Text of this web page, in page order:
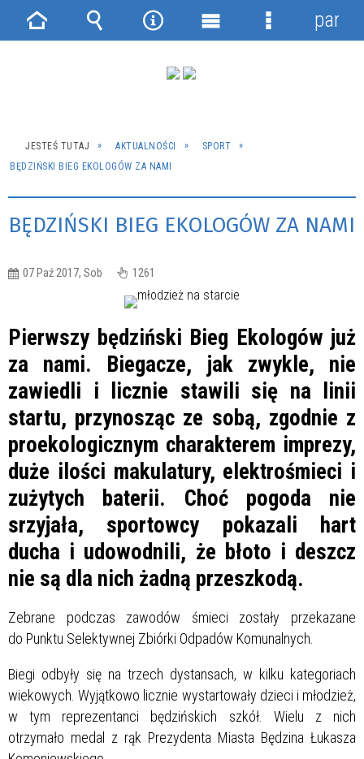
JESTEŚ TUTAJ AKTUALNOŚCI
SPORT
BĘDZIŃSKI BIEG EKOLOGÓW ZA NAMI
BĘDZIŃSKI BIEG EKOLOGÓW ZA NAMI
07 Paź 2017, Sob 1261
Pierwszy będziński Bieg Ekologów już
za nami. Biegacze, jak zwykle, nie
zawiedli i licznie stawili się na linii
startu, przynosząc ze sobą, zgodnie z
proekologicznym charakterem imprezy,
duże ilości makulatury, elektrośmieci i
zużytych baterii. Choć pogoda nie
srzyjała, sportowcy pokazali hart
ducha i udowodnili, że błoto i deszcz
nie są dla nich żadną przeszkodą.
Zebrane podczas zawodów śmieci zostały przekazane
do Punktu Selektywnej Zbiórki Odpadów Komunalnych.
Biegi odbyły się na trzech dystansach, w kilku kategoriach
wiekowych. Wyjątkowo licznie wystartowały dzieci i młodzież,
w tym reprezentanci będzińskich szkół. Wielu z nich
otrzymało medal z rąk Prezydenta Miasta Będzina Łukasza
Strona Wyszukiwarka
NarzędziaMenu
Menu
panel